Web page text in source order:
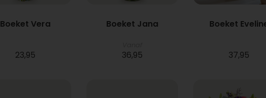
Boeket Vera
23,95
Boeket Jana
36,95
Boeket
37,95